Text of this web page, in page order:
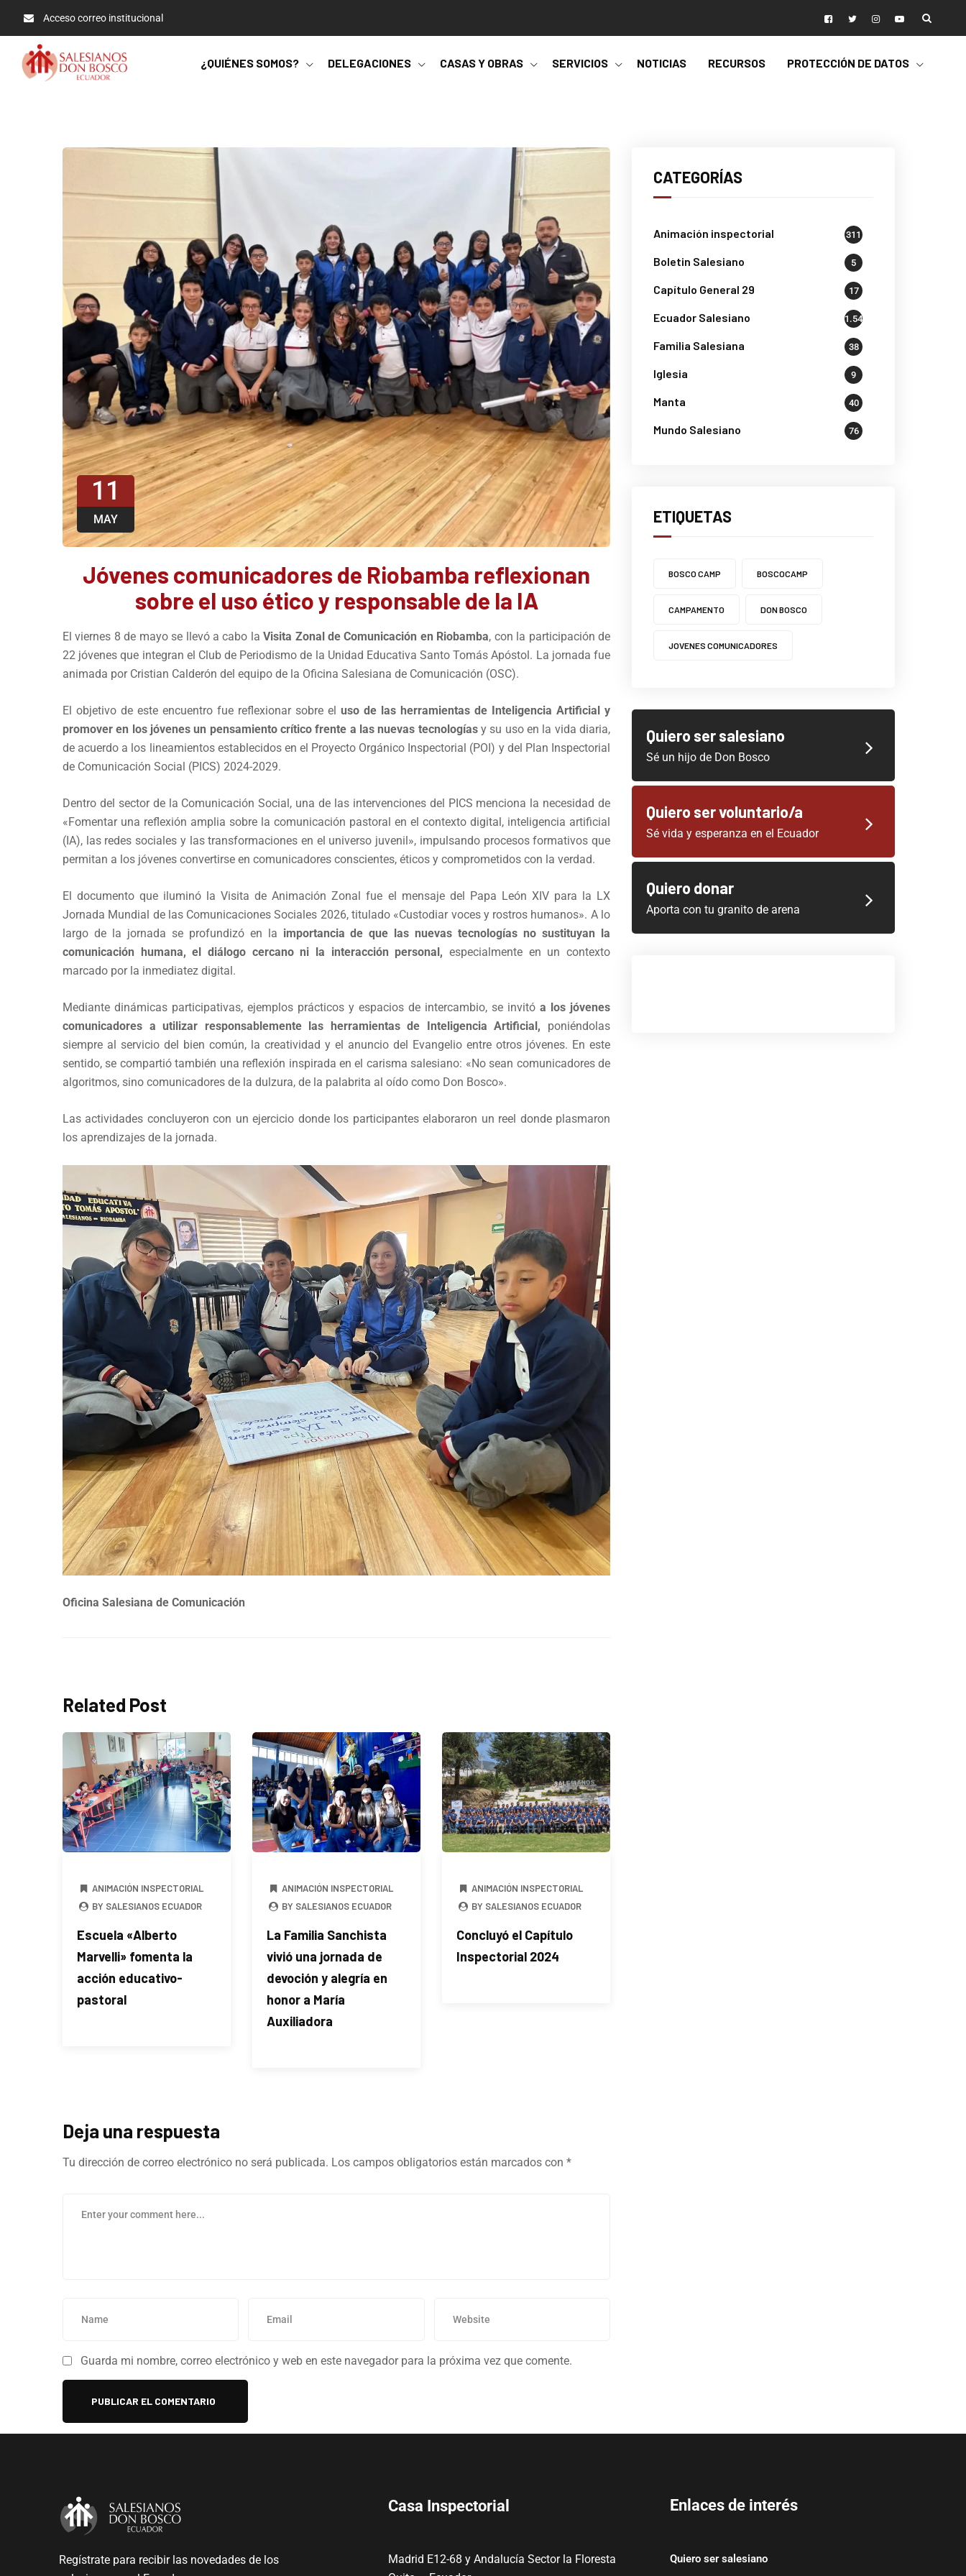
Acceso correo institucional
¿QUIÉNES SOMOS? DELEGACIONES CASAS Y OBRAS SERVICIOS NOTICIAS RECURSOS PROTECCIÓN DE DATOS
11
MAY
Jóvenes comunicadores de Riobamba reflexionan
sobre el uso ético y responsable de la IA
El viernes 8 de mayo se llevó a cabo laVisita Zonal de Comunicación en Riobamba, con la participación de
22 jóvenes que integran el Club de Periodismo de la Unidad Educativa Santo Tomás Apóstol. La jornada fue
animada por Cristian Calderón del equipo de la Oficina Salesiana de Comunicación (OSC).
El objetivo de este encuentro fue reflexionar sobre el uso de las herramientas de Inteligencia Artificial y
promover en los jóvenes un pensamiento crítico frente a las nuevas tecnologíasy su uso en la vida diaria,
de acuerdo a los lineamientos establecidos en el Proyecto Orgánico Inspectorial (POI) y del Plan Inspectorial
de Comunicación Social (PICS) 2024-2029.
Dentro del sector de la Comunicación Social, una de las intervenciones del PICS menciona la necesidad de
«Fomentar una reflexión amplia sobre la comunicación pastoral en el contexto digital, inteligencia artificial
(IA), las redes sociales y las transformaciones en el universo juvenil», impulsando procesos formativos que
permitan a los jóvenes convertirse en comunicadores conscientes, éticos y comprometidos con la verdad.
El documento que iluminó la Visita de Animación Zonal fue el mensaje del Papa León XIV para la LX
Jornada Mundial de las Comunicaciones Sociales 2026, titulado «Custodiar voces y rostros humanos». A lo
largo de la jornada se profundizó en la importancia de que las nuevas tecnologías no sustituyan la
comunicación humana, el diálogo cercano ni la interacción personal, especialmente en un contexto
marcado por la inmediatez digital.
Mediante dinámicas participativas, ejemplos prácticos y espacios de intercambio, se invitó a los jóvenes
comunicadores a utilizar responsablemente las herramientas de Inteligencia Artificial, poniéndolas
siempre al servicio del bien común, la creatividad y el anuncio del Evangelio entre otros jóvenes. En este
sentido, se compartió también una reflexión inspirada en el carisma salesiano: «No sean comunicadores de
algoritmos, sino comunicadores de la dulzura, de la palabrita al oído como Don Bosco».
Las actividades concluyeron con un ejercicio donde los participantes elaboraron un reel donde plasmaron
los aprendizajes de la jornada.
Oficina Salesiana de Comunicación
Related Post
ANIMACIÓN INSPECTORIAL
BY SALESIANOS ECUADOR
Escuela «Alberto
Marvelli» fomenta la
acción educativo-
pastoral
ANIMACIÓN INSPECTORIAL
BY SALESIANOS ECUADOR
La Familia Sanchista
vivió una jornada de
devoción y alegría en
honor a María
Auxiliadora
ANIMACIÓN INSPECTORIAL
BY SALESIANOS ECUADOR
Concluyó el Capítulo
Inspectorial 2024
Deja una respuesta
Tu dirección de correo electrónico no será publicada. Los campos obligatorios están marcados con *
Guarda mi nombre, correo electrónico y web en este navegador para la próxima vez que comente.
CATEGORÍAS
Animación inspectorial 311
Boletin Salesiano 5
Capítulo General 29 17
Ecuador Salesiano 1.541
Familia Salesiana 38
Iglesia 9
Manta 40
Mundo Salesiano 76
ETIQUETAS
BOSCO CAMP BOSCOCAMP
CAMPAMENTO DON BOSCO
JOVENES COMUNICADORES
Quiero ser salesiano
Sé un hijo de Don Bosco
Quiero ser voluntario/a
Sé vida y esperanza en el Ecuador
Quiero donar
Aporta con tu granito de arena
Regístrate para recibir las novedades de los
Casa Inspectorial
Madrid E12-68 y Andalucía Sector la Floresta
Enlaces de interés
Quiero ser salesiano